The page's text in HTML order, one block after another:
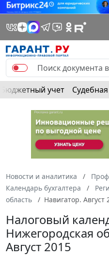
Бюджетный учет
Новости и аналитика
Календарь бухгалтера
область
Навигатор. Август
Налоговый
Нижегородская
Август 2015